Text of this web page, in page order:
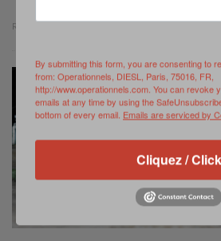
Read more
By submitting this form, you are consenting to
from: Operationnels, DIESL, Paris, 75016, FR,
http://www.operationnels.com. You can revoke
emails at any time by using the
bottom of every email. Emails are serviced by
Cliquez / Click